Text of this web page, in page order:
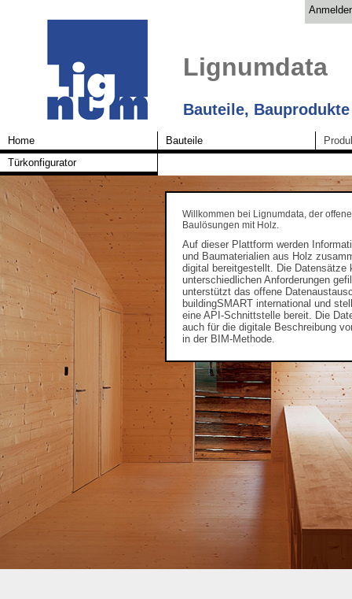
Lignumdata
Bauteile,
Home Bauteile
Türkonfigurator
Willkommen bei Lignumdata, der
Baulösungen mit Holz.
Auf dieser Plattform werden
und Baumaterialien aus Holz
digital bereitgestellt. Die Datensätze
unterschiedlichen Anforderungen
unterstützt das offene
buildingSMART international und
eine API-Schnittstelle bereit. Die
auch für die digitale Beschreibung
in der BIM-Methode.